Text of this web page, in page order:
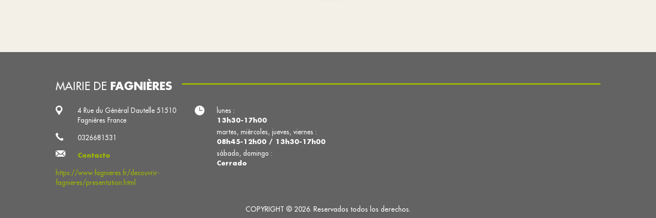
MAIRIE DE FAGNIÈRES
4 Rue du Général Dautelle 51510
Fagnières France
0326681531
Contacto
https://www.fagnieres.fr/decouvrir-
fagnieres/presentation.html
lunes :
13h30-17h00
martes, miércoles, jueves, viernes :
08h45-12h00 / 13h30-17h00
sábado, domingo :
Cerrado
COPYRIGHT © 2026. Reservados todos los derechos.